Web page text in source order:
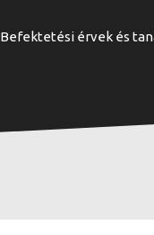
Befektetési érvek és